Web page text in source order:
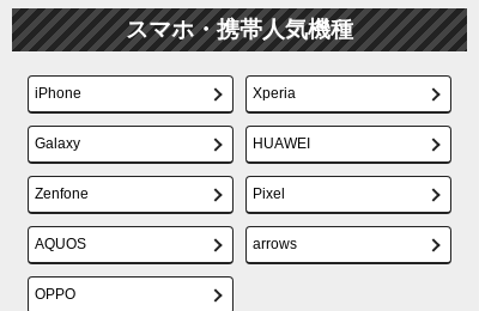
スマホ・携帯人気機種
iPhone Xperia
Galaxy HUAWEI
Zenfone Pixel
AQUOS arrows
OPPO